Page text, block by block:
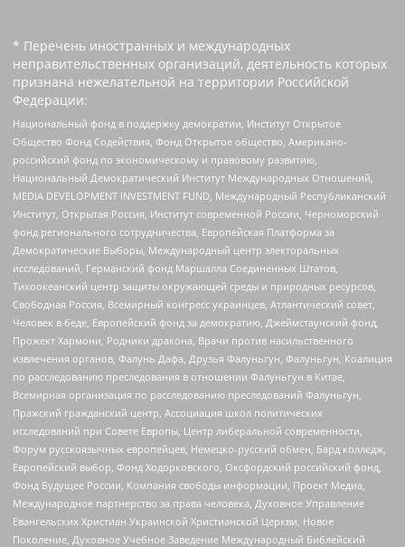
* Перечень иностранных и международных
неправительственных организаций, деятельность которых
признана нежелательной на территории Российской
Федерации:
Национальный фонд в поддержку демократии, Институт Открытое
Общество Фонд Содействия, Фонд Открытое общество, Американо-
российский фонд по экономическому и правовому развитию,
Национальный Демократический Институт Международных Отношений,
MEDIA DEVELOPMENT INVESTMENT FUND, Международный Республиканский
Институт, Открытая Россия, Институт современной России, Черноморский
фонд регионального сотрудничества, Европейская Платформа за
Демократические Выборы, Международный центр электоральных
исследований, Германский фонд Маршалла Соединенных Штатов,
Тихоокеанский центр защиты окружающей среды и природных ресурсов,
Свободная Россия, Всемирный конгресс украинцев, Атлантический совет,
Человек в беде, Европейский фонд за демократию, Джеймстаунский фонд,
Прожект Хармони, Родники дракона, Врачи против насильственного
извлечения органов, Фалунь Дафа, Друзья Фалуньгун, Фалуньгун, Коалиция
по расследованию преследования в отношении Фалуньгун в Китае,
Всемирная организация по расследованию преследований Фалуньгун,
Пражский гражданский центр, Ассоциация школ политических
исследований при Совете Европы, Центр либеральной современности,
Форум русскоязычных европейцев, Немецко-русский обмен, Бард колледж,
Европейский выбор, Фонд Ходорковского, Оксфордский российский фонд,
Фонд Будущее России, Компания свободы информации, Проект Медиа,
Международное партнерство за права человека, Духовное Управление
Евангельских Христиан Украинской Христианской Церкви, Новое
Поколение, Духовное Учебное Заведение Международный Библейский